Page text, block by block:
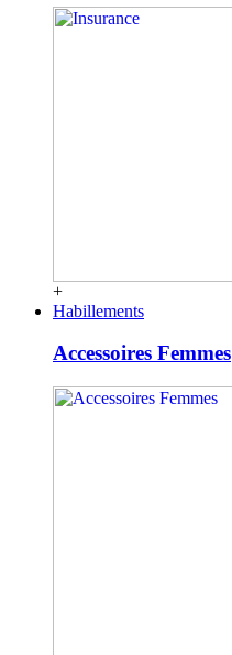
+
Habillements
Accessoires Femmes